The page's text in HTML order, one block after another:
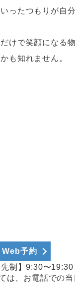
ったつもりが自
けで笑顔になる物
も知れません。
Web予約
先制】9:30〜19:30
は、お電話での